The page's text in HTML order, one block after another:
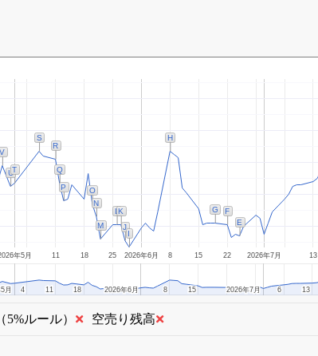
年5月 2026年6月 2026年7月
11 18 25 8 15 22 13
V
UT
S
R
Q
P
O
N
M
LK
J
I
H
G
F
E
月
月 2026年6月
2026年6月 2026年7月
2026年7月
4
4 11
11 18
18 8
8 15
15 6
6 13
13
5%ルール） 空売り残高